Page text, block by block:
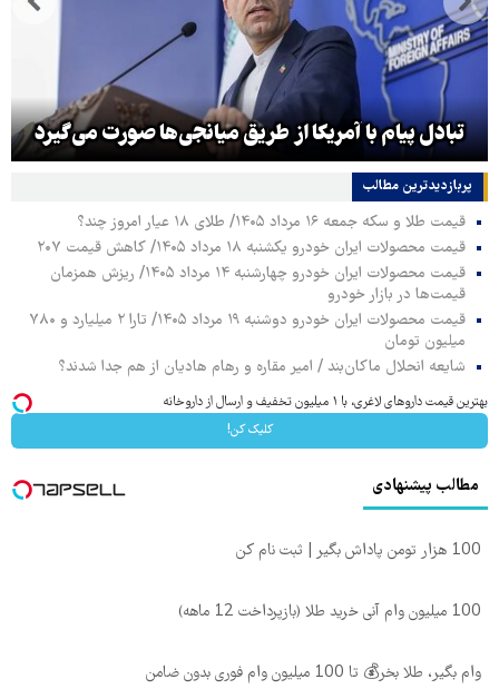
تبادل پیام با آمریکا از طریق میانجی‌ها صورت می‌گیرد
پربازدیدترین‌ مطالب
قیمت طلا و سکه جمعه ۱۶ مرداد ۱۴۰۵/ طلای ۱۸ عیار امروز چند؟
قیمت محصولات ایران خودرو یکشنبه ۱۸ مرداد ۱۴۰۵/ کاهش قیمت ۲۰۷
قیمت محصولات ایران خودرو چهارشنبه ۱۴ مرداد ۱۴۰۵/ ریزش همزمان
قیمت‌ها در بازار خودرو
قیمت محصولات ایران خودرو دوشنبه ۱۹ مرداد ۱۴۰۵/ تارا ۲ میلیارد و ۷۸۰
میلیون تومان
شایعه انحلال ماکان‌بند / امیر مقاره و رهام هادیان از هم جدا شدند؟
بهترین قیمت داروهای لاغری، با ۱ میلیون تخفیف و ارسال از داروخانه‌
کلیک کن!
مطالب پیشنهادی
100 هزار تومن پاداش بگیر | ثبت نام کن
100 میلیون وام آنی خرید طلا (بازپرداخت 12 ماهه)
وام بگیر، طلا بخر💰 تا 100 میلیون وام فوری بدون ضامن